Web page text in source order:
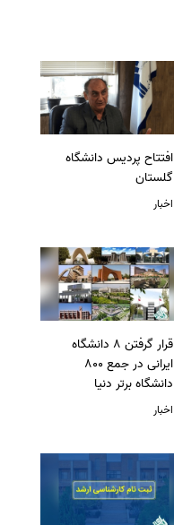
افتتاح پردیس دانشگاه
گلستان
اخبار
قرار گرفتن 8 دانشگاه
ایرانی در جمع 800
دانشگاه برتر دنیا
اخبار